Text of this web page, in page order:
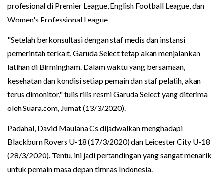
profesional di Premier League, English Football League, dan
Women's Professional League.
"Setelah berkonsultasi dengan staf medis dan instansi
pemerintah terkait, Garuda Select tetap akan menjalankan
latihan di Birmingham. Dalam waktu yang bersamaan,
kesehatan dan kondisi setiap pemain dan staf pelatih, akan
terus dimonitor," tulis rilis resmi Garuda Select yang diterima
oleh Suara.com, Jumat (13/3/2020).
Padahal, David Maulana Cs dijadwalkan menghadapi
Blackburn Rovers U-18 (17/3/2020) dan Leicester City U-18
(28/3/2020). Tentu, ini jadi pertandingan yang sangat menarik
untuk pemain masa depan timnas Indonesia.